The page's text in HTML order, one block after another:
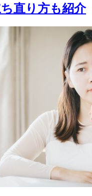
直り方も紹介